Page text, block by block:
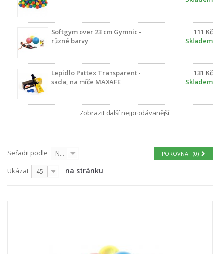
Softgym over 23 cm Gymnic -
různé barvy
111 Kč
Skladem
Lepidlo Pattex Transparent -
sada, na míče MAXAFE
131 Kč
Skladem
Zobrazit další nejprodávanější
POROVNAT (0)
Seřadit podle Nejprve produkty skladem
Ukázat 45 na stránku